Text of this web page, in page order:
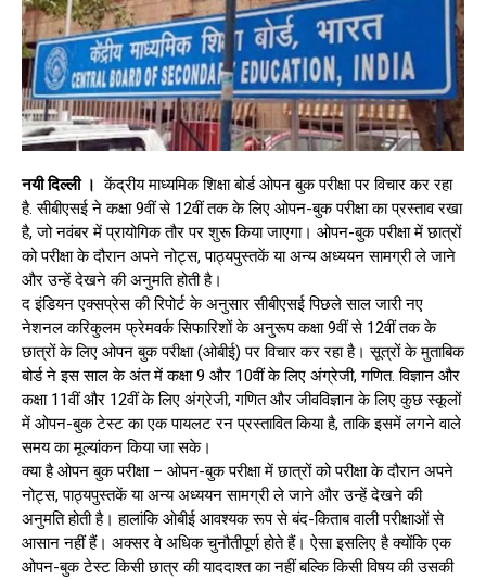
नयी दिल्ली ।केंद्रीय माध्यमिक शिक्षा बोर्ड ओपन बुक परीक्षा पर विचार कर रहा
है. सीबीएसई ने कक्षा 9वीं से 12वीं तक के लिए ओपन-बुक परीक्षा का प्रस्ताव रखा
है, जो नवंबर में प्रायोगिक तौर पर शुरू किया जाएगा। ओपन-बुक परीक्षा में छात्रों
को परीक्षा के दौरान अपने नोट्स, पाठ्यपुस्तकें या अन्य अध्ययन सामग्री ले जाने
और उन्हें देखने की अनुमति होती है।
द इंडियन एक्सप्रेस की रिपोर्ट के अनुसार सीबीएसई पिछले साल जारी नए
नेशनल करिकुलम फ्रेमवर्क सिफारिशों के अनुरूप कक्षा 9वीं से 12वीं तक के
छात्रों के लिए ओपन बुक परीक्षा (ओबीई) पर विचार कर रहा है। सूत्रों के मुताबिक
बोर्ड ने इस साल के अंत में कक्षा 9 और 10वीं के लिए अंग्रेजी, गणित. विज्ञान और
कक्षा 11वीं और 12वीं के लिए अंग्रेजी, गणित और जीवविज्ञान के लिए कुछ स्कूलों
में ओपन-बुक टेस्ट का एक पायलट रन प्रस्तावित किया है, ताकि इसमें लगने वाले
समय का मूल्यांकन किया जा सके।
क्या है ओपन बुक परीक्षा – ओपन-बुक परीक्षा में छात्रों को परीक्षा के दौरान अपने
नोट्स, पाठ्यपुस्तकें या अन्य अध्ययन सामग्री ले जाने और उन्हें देखने की
अनुमति होती है। हालांकि ओबीई आवश्यक रूप से बंद-किताब वाली परीक्षाओं से
आसान नहीं हैं। अक्सर वे अधिक चुनौतीपूर्ण होते हैं। ऐसा इसलिए है क्योंकि एक
ओपन-बुक टेस्ट किसी छात्र की याददाश्त का नहीं बल्कि किसी विषय की उसकी